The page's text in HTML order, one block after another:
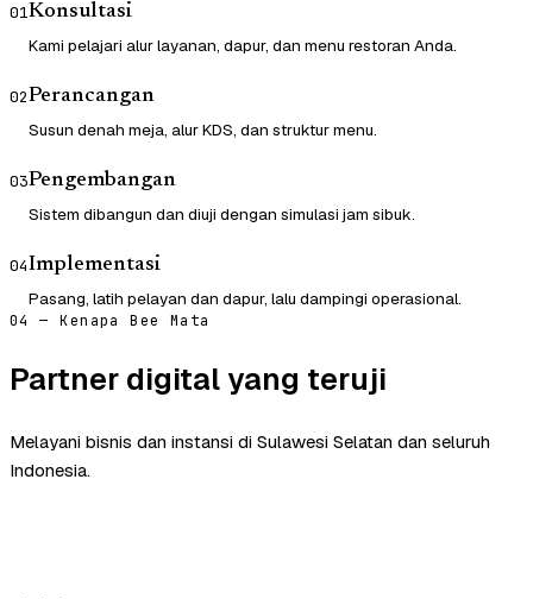
01Konsultasi
Kami pelajari alur layanan, dapur, dan menu restoran Anda.
02Perancangan
Susun denah meja, alur KDS, dan struktur menu.
03Pengembangan
Sistem dibangun dan diuji dengan simulasi jam sibuk.
04Implementasi
Pasang, latih pelayan dan dapur, lalu dampingi operasional.
04 — Kenapa Bee Mata
Partner digital yang teruji
Melayani bisnis dan instansi di Sulawesi Selatan dan seluruh
Indonesia.